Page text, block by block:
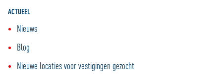
ACTUEEL
Nieuws
Blog
Nieuwe locaties voor vestigingen gezocht